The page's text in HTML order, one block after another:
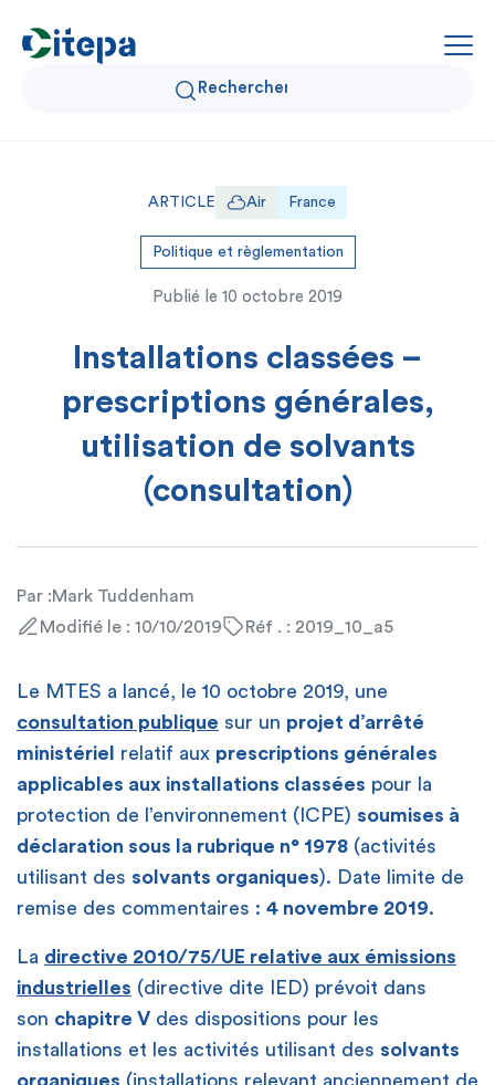
Qui sommes-nous ?
Données Air et Climat
Expertise et solutions
ARTICLE Air France
Politique et règlementation
Publié le 10 octobre 2019
Installations classées –
prescriptions générales,
utilisation de solvants
(consultation)
Par :Mark Tuddenham
Modifié le : 10/10/2019
Réf . : 2019_10_a5
Le MTES a lancé, le 10 octobre 2019, une
consultation publique sur un projet d’arrêté
ministériel
relatif aux prescriptions générales
applicables aux installations classées pour la
protection de l’environnement (ICPE) soumises à
déclaration sous la rubrique n° 1978 (activités
utilisant des solvants organiques). Date limite de
remise des commentaires : 4 novembre 2019.
La directive 2010/75/UE relative aux émissions
industrielles (directive dite IED) prévoit dans
son chapitre V des dispositions pour les
installations et les activités utilisant des solvants
organiques (installations relevant anciennement de